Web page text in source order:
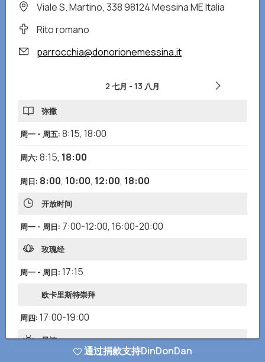
Viale S. Martino, 338 98124 Messina ME Italia
Rito romano
parrocchia@donorionemessina.it
2 七月 - 13 八月
弥撒
周一 - 周五: 8:15, 18:00
周六: 8:15, 18:00
周日: 8:00, 10:00, 12:00, 18:00
开放时间
周一 - 周日: 7:00-12:00, 16:00-20:00
玫瑰经
周一 - 周日: 17:15
欧卡里斯特崇拜
周四: 17:00-19:00
晨祷
通过捐款支持DinDonDan